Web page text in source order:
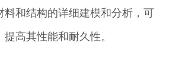
料和结构的详细建模和分析，可
高其性能和耐久性。